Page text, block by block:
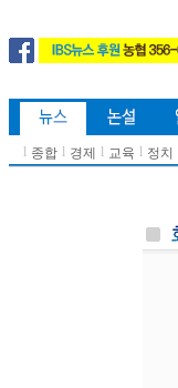
l 종합 l 경제 l 교육 l 정치